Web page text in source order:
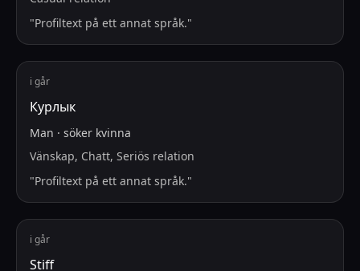
"Profiltext på ett annat språk."
i går
Курлык
Man · söker kvinna
Vänskap, Chatt, Seriös relation
"Profiltext på ett annat språk."
i går
Stiff